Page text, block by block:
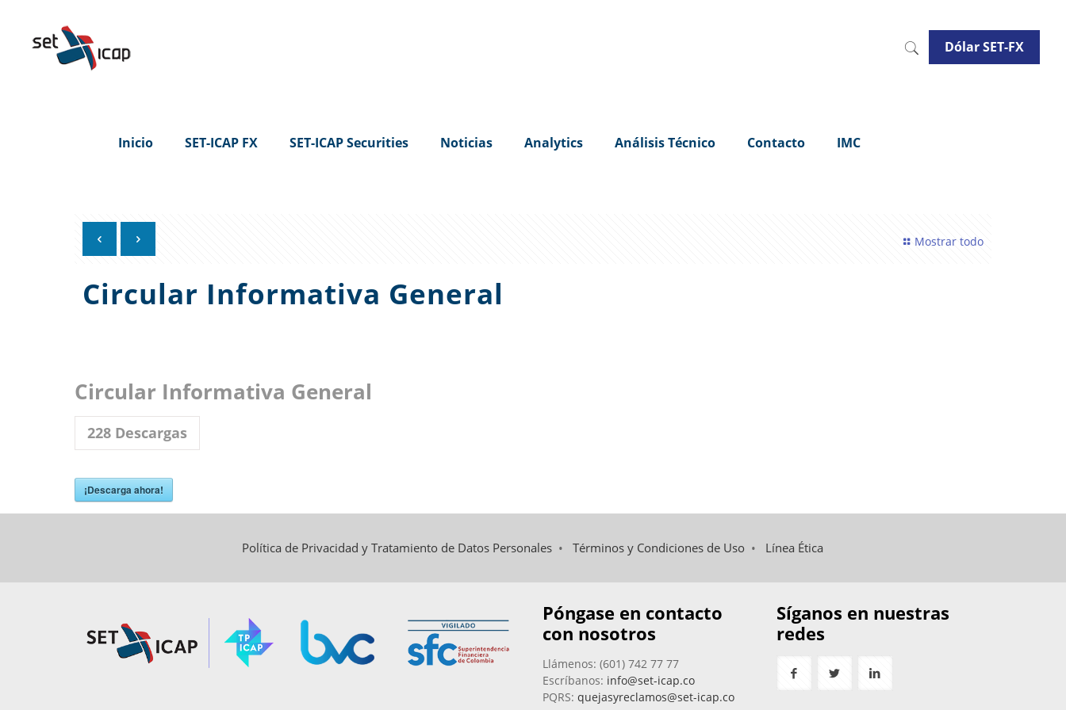
Inicio SET-ICAP FX SET-ICAP Securities Noticias Analytics Análisis Técnico Contacto IMC
Dólar SET-FX
Mostrar todo
Circular Informativa General
Circular Informativa General
228Descargas
¡Descarga ahora!
Política de Privacidad y Tratamiento de Datos Personales •Términos y Condiciones de Uso • Línea Ética
Póngase en contacto
con nosotros
Llámenos: (601) 742 77 77
Escríbanos: info@set-icap.co
PQRS: quejasyreclamos@set-icap.co
Síganos en nuestras
redes